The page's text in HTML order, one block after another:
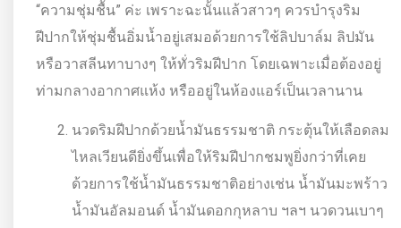
“ความชุ่มชื้น” ค่ะ เพราะฉะนั้นแล้วสาวๆ ควรบำรุงริม
ฝีปากให้ชุ่มชื้นอิ่มน้ำอยู่เสมอด้วยการใช้ลิปบาล์ม ลิปมัน
หรือวาสลีนทาบางๆ ให้ทั่วริมฝีปาก โดยเฉพาะเมื่อต้องอยู่
ท่ามกลางอากาศแห้ง หรืออยู่ในห้องแอร์เป็นเวลานาน
นวดริมฝีปากด้วยน้ำมันธรรมชาติ กระตุ้นให้เลือดลม
ไหลเวียนดียิ่งขึ้นเพื่อให้ริมฝีปากชมพูยิ่งกว่าที่เคย
ด้วยการใช้น้ำมันธรรมชาติอย่างเช่น น้ำมันมะพร้าว
น้ำมันอัลมอนด์ น้ำมันดอกกุหลาบ ฯลฯ นวดวนเบาๆ